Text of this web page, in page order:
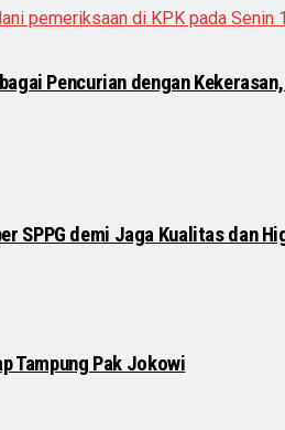
Pencurian dengan
SPPG demi Jaga Kualitas dan
Tampung Pak Jokowi